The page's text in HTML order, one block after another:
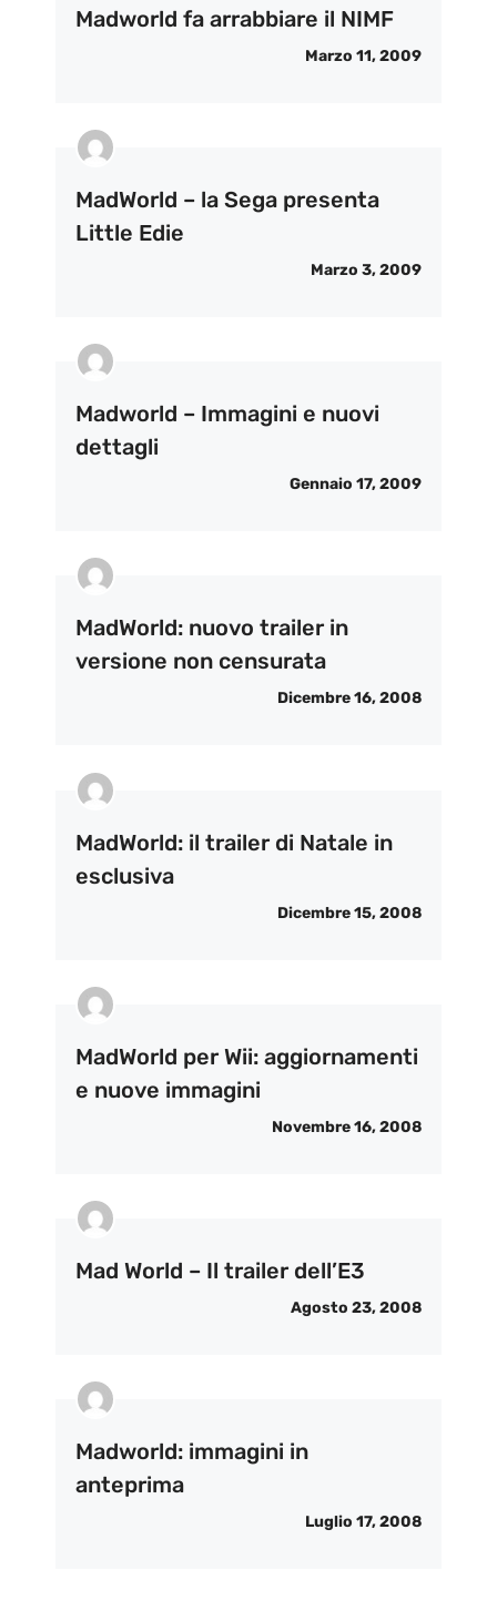
Madworld fa arrabbiare il NIMF
Marzo 11, 2009
MadWorld – la Sega presenta
Little Edie
Marzo 3, 2009
Madworld – Immagini e nuovi
dettagli
Gennaio 17, 2009
MadWorld: nuovo trailer in
versione non censurata
Dicembre 16, 2008
MadWorld: il trailer di Natale in
esclusiva
Dicembre 15, 2008
MadWorld per Wii: aggiornamenti
e nuove immagini
Novembre 16, 2008
Mad World – Il trailer dell’E3
Agosto 23, 2008
Madworld: immagini in
anteprima
Luglio 17, 2008